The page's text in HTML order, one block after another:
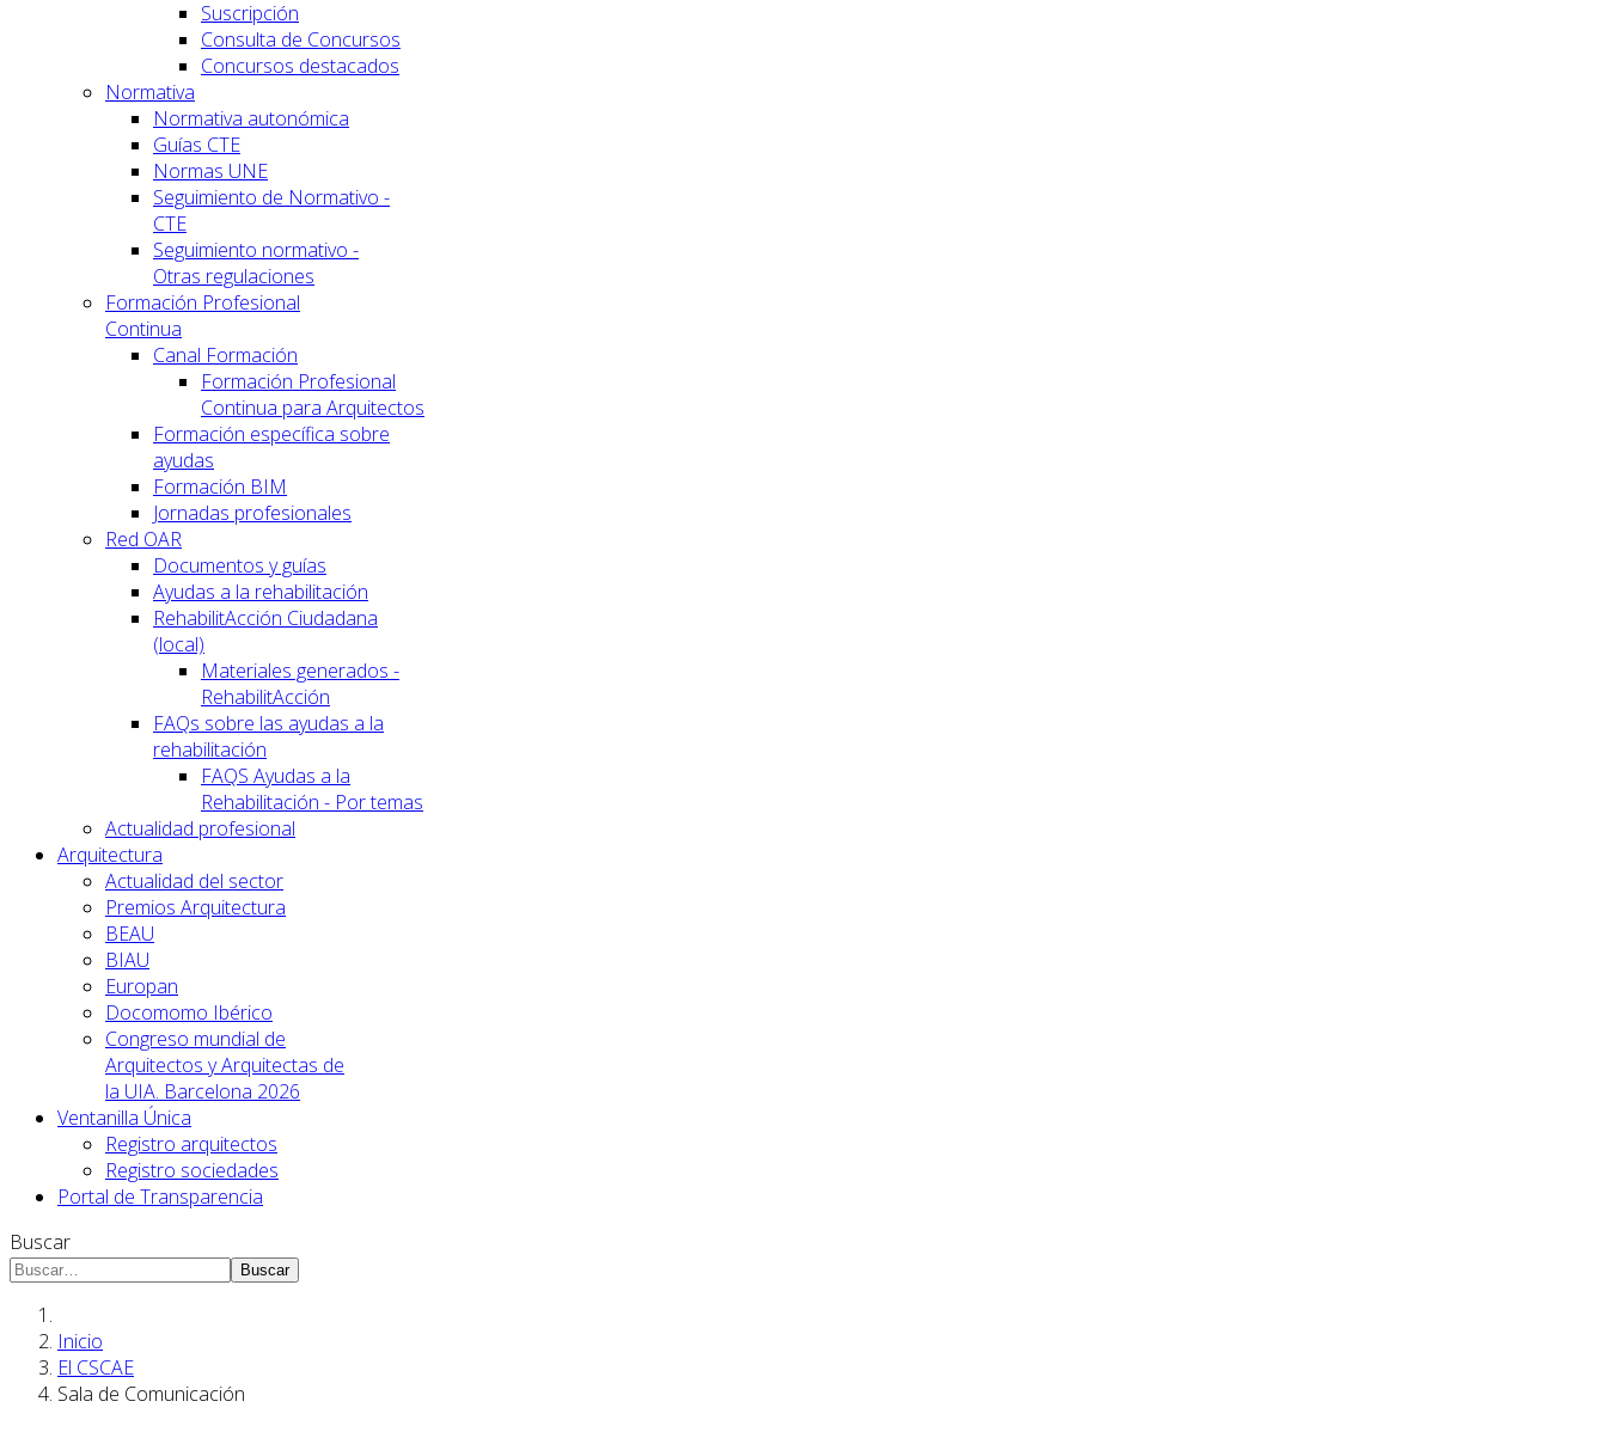
Suscripción
Consulta de Concursos
Concursos destacados
Normativa
Normativa autonómica
Guías CTE
Normas UNE
Seguimiento de Normativo -
CTE
Seguimiento normativo -
Otras regulaciones
Formación Profesional
Continua
Canal Formación
Formación Profesional
Continua para Arquitectos
Formación específica sobre
ayudas
Formación BIM
Jornadas profesionales
Red OAR
Documentos y guías
Ayudas a la rehabilitación
RehabilitAcción Ciudadana
(local)
Materiales generados -
RehabilitAcción
FAQs sobre las ayudas a la
rehabilitación
FAQS Ayudas a la
Rehabilitación - Por temas
Actualidad profesional
Arquitectura
Actualidad del sector
Premios Arquitectura
BEAU
BIAU
Europan
Docomomo Ibérico
Congreso mundial de
Arquitectos y Arquitectas de
la UIA. Barcelona 2026
Ventanilla Única
Registro arquitectos
Registro sociedades
Portal de Transparencia
Buscar
Buscar
Inicio
El CSCAE
Sala de Comunicación